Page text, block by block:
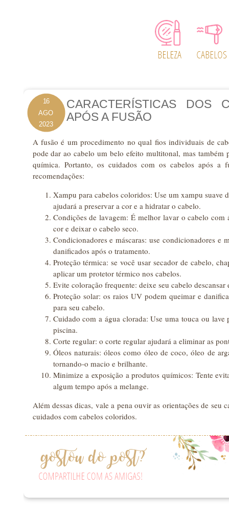
16
AGO
2023
CARACTERÍSTICAS DOS
APÓS A FUSÃO
A fusão é um procedimento no qual fios individuais de
pode dar ao cabelo um belo efeito multitonal, mas
química. Portanto, os cuidados com os cabelos após a
recomendações:
Xampu para cabelos coloridos: Use um xampu suave
ajudará a preservar a cor e a hidratar o cabelo.
Condições de lavagem: É melhor lavar o cabelo
cor e deixar o cabelo seco.
Condicionadores e máscaras: use condicionadores e
danificados após o tratamento.
Proteção térmica: se você usar secador de cabelo,
aplicar um protetor térmico nos cabelos.
Evite coloração frequente: deixe seu cabelo
Proteção solar: os raios UV podem queimar e
para seu cabelo.
Cuidado com a água clorada: Use uma touca ou
piscina.
Corte regular: o corte regular ajudará a eliminar as
Óleos naturais: óleos como óleo de coco, óleo de
tornando-o macio e brilhante.
Minimize a exposição a produtos químicos: Tente
algum tempo após a melange.
Além dessas dicas, vale a pena ouvir as orientações de seu
cuidados com cabelos coloridos.